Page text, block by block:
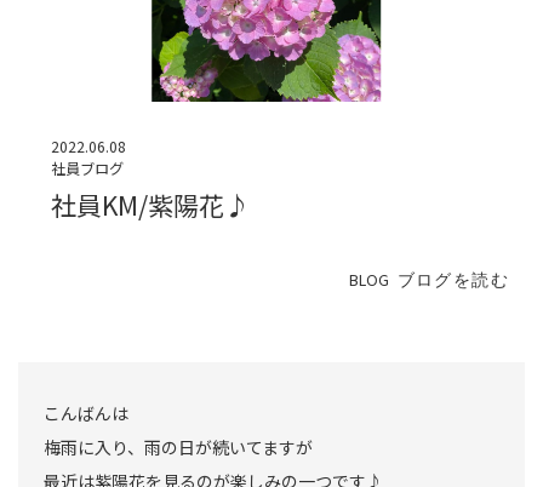
2022.06.08
社員ブログ
社員KM/紫陽花♪
BLOG ブログを読む
こんばんは
梅雨に入り、雨の日が続いてますが
最近は紫陽花を見るのが楽しみの一つです♪